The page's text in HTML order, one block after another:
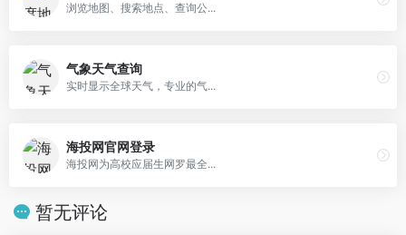
浏览地图、搜索地点、查询公...
气象天气查询
实时显示全球天气，专业的气...
海投网官网登录
海投网为高校应届生网罗最全...
暂无评论